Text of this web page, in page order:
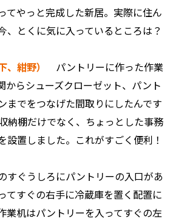
てやっと完成した新居。実際に住ん
、とくに気に入っているところは？
紺野）
パントリーに作った作業
からシューズクローゼット、パント
までをつなげた間取りにしたんです
納棚だけでなく、ちょっとした事務
設置しました。これがすごく便利！
すぐうしろにパントリーの入口があ
てすぐの右手に冷蔵庫を置く配置に
業机はパントリーを入ってすぐの左